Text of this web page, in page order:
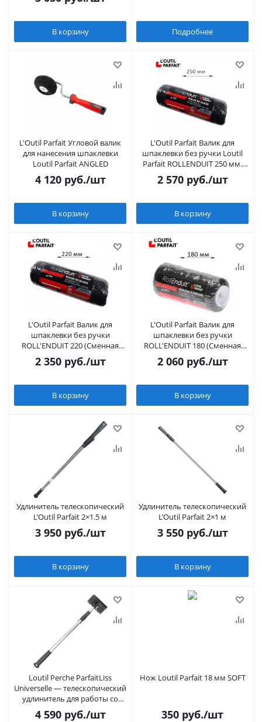
В корзину Подробнее
L'Outil Parfait Угловой валик
для нанесения шпаклевки
Loutil Parfait ANGLED
4 120руб./шт
В корзину
L'Outil Parfait Валик для
шпаклевки без ручки Loutil
Parfait ROLLENDUIT 250 мм.
(Сменная шубка 250 мм)
2 570руб./шт
В корзину
L'Outil Parfait Валик для
шпаклевки без ручки
ROLL'ENDUIT 220 (Сменная
шубка 220 мм)
2 350руб./шт
В корзину
L'Outil Parfait Валик для
шпаклевки без ручки
ROLL'ENDUIT 180 (Сменная
шубка 180 мм)
2 060руб./шт
В корзину
Удлинитель телескопический
L’Outil Parfait 2×1.5 м
3 950руб./шт
В корзину
Удлинитель телескопический
L’Outil Parfait 2×1 м
3 550руб./шт
В корзину
Loutil Perche ParfaitLiss
Universelle — телескопический
удлинитель для работы со
шпателями серии ParfaitLiss
4 590руб./шт
Нож Loutil Parfait 18 мм SOFT
350 руб./шт